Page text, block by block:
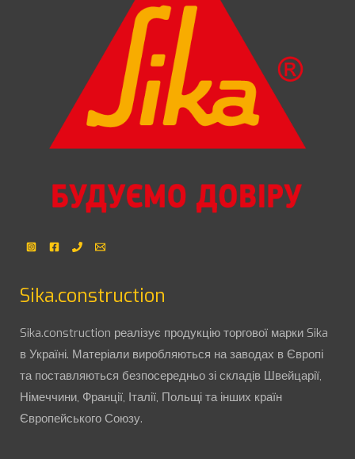
Sika.construction
Sika.construction реалізує продукцію торгової марки Sika
в Україні. Матеріали виробляються на заводах в Європі
та поставляються безпосередньо зі складів Швейцарії,
Німеччини, Франції, Італії, Польщі та інших країн
Європейського Союзу.